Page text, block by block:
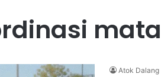
mata
Atok Dalang